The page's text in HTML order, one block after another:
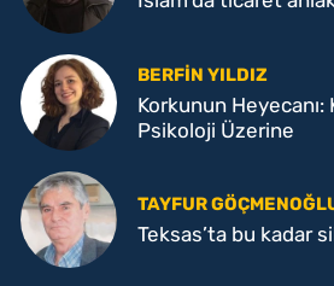
BERFIN YILDIZ
Korkunun Heyecanı:
Psikoloji Üzerine
TAYFUR
Teksas’ta bu kadar